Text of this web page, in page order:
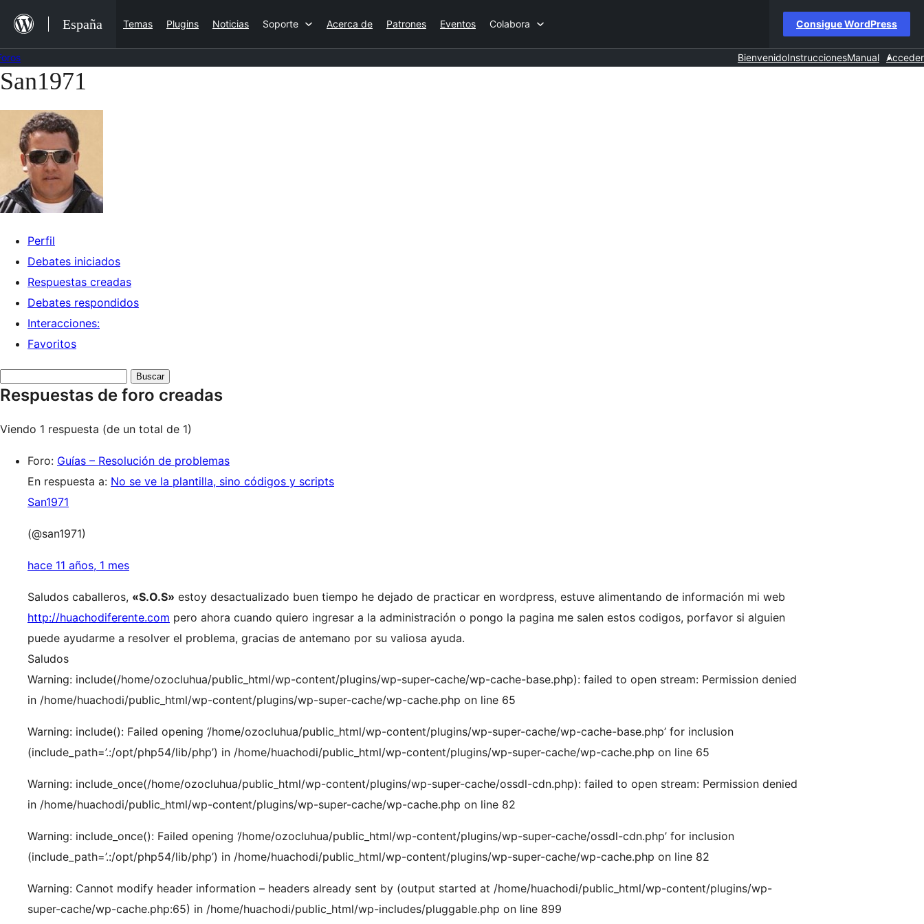
contenido
España Temas Plugins Noticias Soporte Acerca de Patrones Eventos Colabora Consigue WordPress
BienvenidoInstruccionesManual Acceder
Saltar
contenido
San1971
Perfil
Debates iniciados
Respuestas creadas
Debates respondidos
Interacciones:
Favoritos
respuestas:
Respuestas de foro creadas
Viendo 1 respuesta (de un total de 1)
Foro: Guías – Resolución de problemas
En respuesta a: No se ve la plantilla, sino códigos y scripts
San1971
(@san1971)
hace 11 años, 1 mes
Saludos caballeros, «S.O.S» estoy desactualizado buen tiempo he dejado de practicar en wordpress, estuve alimentando de información mi web
http://huachodiferente.com pero ahora cuando quiero ingresar a la administración o pongo la pagina me salen estos codigos, porfavor si alguien
puede ayudarme a resolver el problema, gracias de antemano por su valiosa ayuda.
Saludos
Warning: include(/home/ozocluhua/public_html/wp-content/plugins/wp-super-cache/wp-cache-base.php): failed to open stream: Permission denied
in /home/huachodi/public_html/wp-content/plugins/wp-super-cache/wp-cache.php on line 65
Warning: include(): Failed opening ‘/home/ozocluhua/public_html/wp-content/plugins/wp-super-cache/wp-cache-base.php’ for inclusion
(include_path=’.:/opt/php54/lib/php’) in /home/huachodi/public_html/wp-content/plugins/wp-super-cache/wp-cache.php on line 65
Warning: include_once(/home/ozocluhua/public_html/wp-content/plugins/wp-super-cache/ossdl-cdn.php): failed to open stream: Permission denied
in /home/huachodi/public_html/wp-content/plugins/wp-super-cache/wp-cache.php on line 82
Warning: include_once(): Failed opening ‘/home/ozocluhua/public_html/wp-content/plugins/wp-super-cache/ossdl-cdn.php’ for inclusion
(include_path=’.:/opt/php54/lib/php’) in /home/huachodi/public_html/wp-content/plugins/wp-super-cache/wp-cache.php on line 82
Warning: Cannot modify header information – headers already sent by (output started at /home/huachodi/public_html/wp-content/plugins/wp-
super-cache/wp-cache.php:65) in /home/huachodi/public_html/wp-includes/pluggable.php on line 899